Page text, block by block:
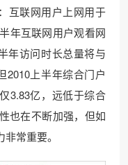
互联网用户上网用于
年互联网用户观看网
年访问时长总量将与
2010上半年综合门户
3.83亿，远低于综合
也在不断加强，但如
常重要。